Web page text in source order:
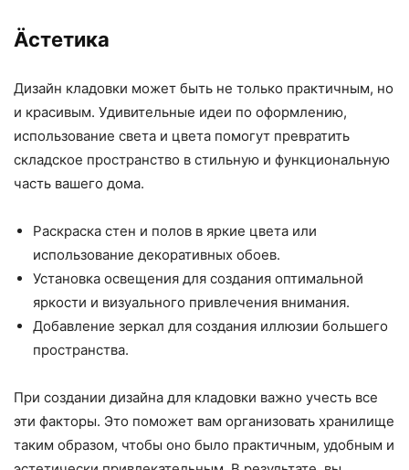
Äстетика
Дизайн кладовки может быть не только практичным, но
и красивым. Удивительные идеи по оформлению,
использование света и цвета помогут превратить
складское пространство в стильную и функциональную
часть вашего дома.
Раскраска стен и полов в яркие цвета или
использование декоративных обоев.
Установка освещения для создания оптимальной
яркости и визуального привлечения внимания.
Добавление зеркал для создания иллюзии большего
пространства.
При создании дизайна для кладовки важно учесть все
эти факторы. Это поможет вам организовать хранилище
таким образом, чтобы оно было практичным, удобным и